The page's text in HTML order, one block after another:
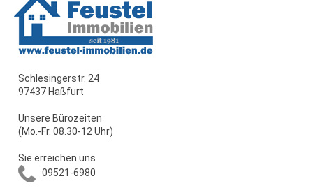
Schlesingerstr. 24
97437 Haßfurt
Unsere Bürozeiten
(Mo.-Fr. 08.30-12 Uhr)
Sie erreichen uns
09521-6980